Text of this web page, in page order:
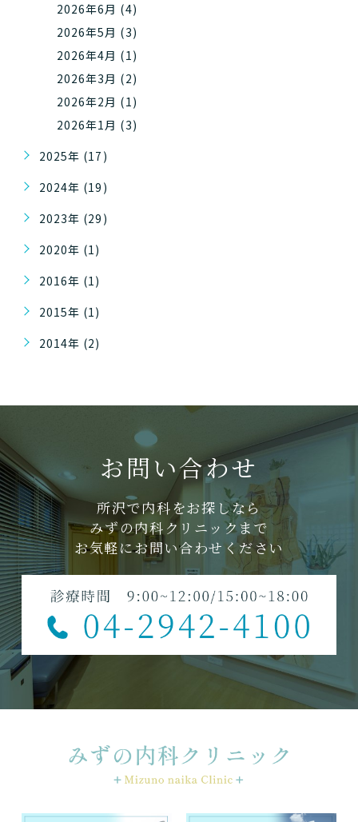
2026年6月 (4)
2026年5月 (3)
2026年4月 (1)
2026年3月 (2)
2026年2月 (1)
2026年1月 (3)
2025年 (17)
2024年 (19)
2023年 (29)
2020年 (1)
2016年 (1)
2015年 (1)
2014年 (2)
お問い合わせ
所沢で内科をお探しなら
みずの内科クリニックまで
お気軽にお問い合わせください